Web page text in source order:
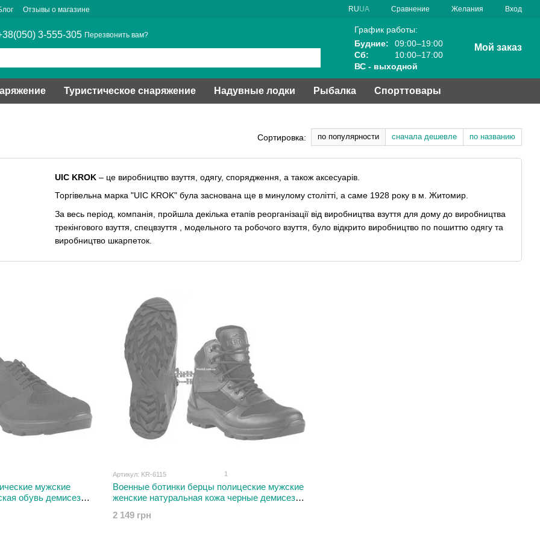
Отзывы о магазине RUUA Сравнение Желания Вход
3-555-305 Перезвонить вам?
График работы:
Будние:
09:00–19:00
Сб:
10:00–17:00
ВС - выходной
Мой заказ
Туристическое снаряжение Надувные лодки Рыбалка Спорттовары
Сортировка: по популярности сначала дешевле по названию
UIC KROK – це виробництво взуття, одягу, спорядження, а також аксесуарів.
Торгівельна марка "UIC KROK" була заснована ще в минулому столітті, а саме 1928 року в м. Житомир.
За весь період, компанія, пройшла декілька етапів реорганізації від виробництва взуття для дому до виробництва
трекінгового взуття, спецвзуття , модельного та робочого взуття, було відкрито виробництво по пошиттю одягу та
виробництво шкарпеток.
Наші клієнти можуть бути впевнені, що вся продукція виробляється відповідально та якісно. Компанія
відповідально ставиться до безпеки виробництва продукції. Вся продукція проходить нежалежну перевірку на
відповідність міжнародним стандартам.
мужские
обувь демисезон
Артикул: KR-6115 1
Военные ботинки берцы полицеские мужские
женские натуральная кожа черные демисезон
2 149 грн